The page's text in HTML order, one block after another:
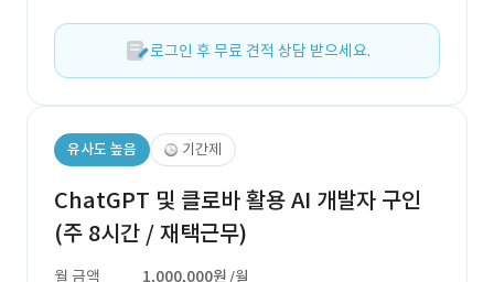
로그인 후 무료 견적 상담 받으세요.
유사도 높음 기간제
ChatGPT 및 클로바 활용 AI 개발자 구인
(주 8시간 / 재택근무)
월 금액 1,000,000원 /월